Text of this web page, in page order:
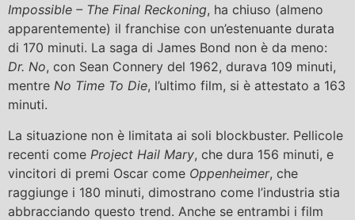
Impossible – The Final Reckoning, ha chiuso (almeno
apparentemente) il franchise con un’estenuante durata
di 170 minuti. La saga di James Bond non è da meno:
Dr. No, con Sean Connery del 1962, durava 109 minuti,
mentre No Time To Die, l’ultimo film, si è attestato a 163
minuti.
La situazione non è limitata ai soli blockbuster. Pellicole
recenti come Project Hail Mary, che dura 156 minuti, e
vincitori di premi Oscar come Oppenheimer, che
raggiunge i 180 minuti, dimostrano come l’industria stia
abbracciando questo trend. Anche se entrambi i film